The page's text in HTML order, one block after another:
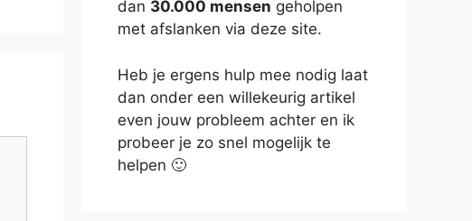
dan 30.000 mensen geholpen
met afslanken via deze site.
Heb je ergens hulp mee nodig laat
dan onder een willekeurig artikel
even jouw probleem achter en ik
probeer je zo snel mogelijk te
helpen 🙂